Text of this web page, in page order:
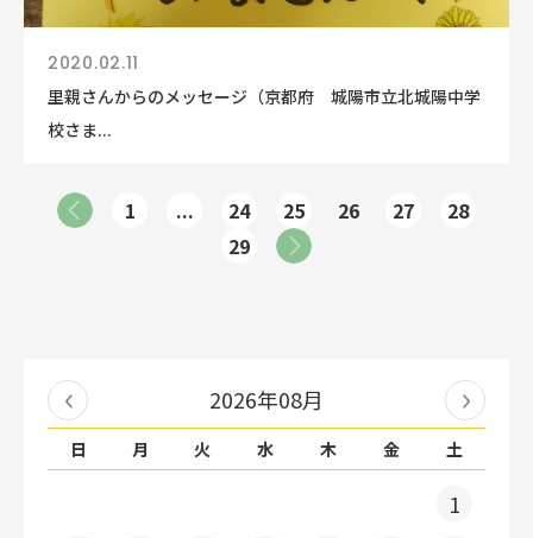
2020.02.11
里親さんからのメッセージ（京都府 城陽市立北城陽中学
校さま...
1 ... 24 25 26 27
28
29
2026年08月
日 月 火 水 木 金 土
1